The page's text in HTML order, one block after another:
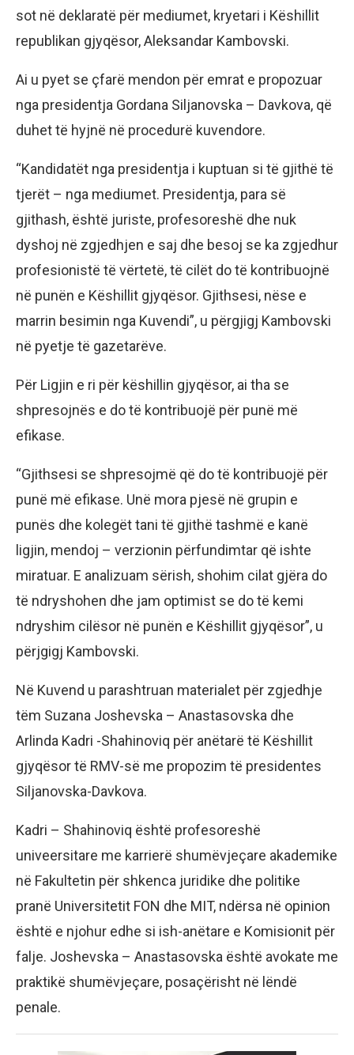
sot në deklaratë për mediumet, kryetari i Këshillit
republikan gjyqësor, Aleksandar Kambovski.
Ai u pyet se çfarë mendon për emrat e propozuar
nga presidentja Gordana Siljanovska – Davkova, që
duhet të hyjnë në procedurë kuvendore.
“Kandidatët nga presidentja i kuptuan si të gjithë të
tjerët – nga mediumet. Presidentja, para së
gjithash, është juriste, profesoreshë dhe nuk
dyshoj në zgjedhjen e saj dhe besoj se ka zgjedhur
profesionistë të vërtetë, të cilët do të kontribuojnë
në punën e Këshillit gjyqësor. Gjithsesi, nëse e
marrin besimin nga Kuvendi”, u përgjigj Kambovski
në pyetje të gazetarëve.
Për Ligjin e ri për këshillin gjyqësor, ai tha se
shpresojnës e do të kontribuojë për punë më
efikase.
“Gjithsesi se shpresojmë që do të kontribuojë për
punë më efikase. Unë mora pjesë në grupin e
punës dhe kolegët tani të gjithë tashmë e kanë
ligjin, mendoj – verzionin përfundimtar që ishte
miratuar. E analizuam sërish, shohim cilat gjëra do
të ndryshohen dhe jam optimist se do të kemi
ndryshim cilësor në punën e Këshillit gjyqësor”, u
përjgigj Kambovski.
Në Kuvend u parashtruan materialet për zgjedhje
tëm Suzana Joshevska – Anastasovska dhe
Arlinda Kadri -Shahinoviq për anëtarë të Këshillit
gjyqësor të RMV-së me propozim të presidentes
Siljanovska-Davkova.
Kadri – Shahinoviq është profesoreshë
univeersitare me karrierë shumëvjeçare akademike
në Fakultetin për shkenca juridike dhe politike
pranë Universitetit FON dhe MIT, ndërsa në opinion
është e njohur edhe si ish-anëtare e Komisionit për
falje. Joshevska – Anastasovska është avokate me
praktikë shumëvjeçare, posaçërisht në lëndë
penale.